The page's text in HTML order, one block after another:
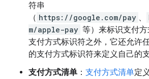
符串
（ https://google.com/pay 、
m/apple-pay 等）来标识支付
支付方式标识符之外，它还允许
的支付方式标识符来定义自己的支
支付方式清单 ： 支付方式清单定